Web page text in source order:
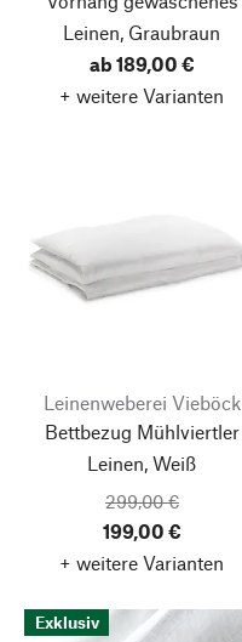
Leinen, Graubraun
ab 189,00 €
+ weitere Varianten
Leinenweberei Vieböck
Bettbezug Mühlviertler
Leinen, Weiß
299,00 €
199,00 €
+ weitere Varianten
Exklusiv